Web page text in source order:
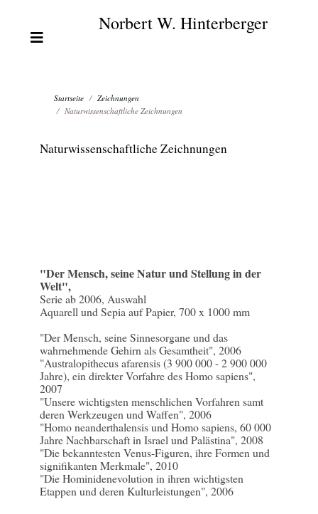
Norbert W. Hinterberger
Startseite
Zeichnungen
Naturwissenschaftliche Zeichnungen
Naturwissenschaftliche Zeichnungen
"Der Mensch, seine Natur und Stellung in der
Welt",
Serie ab 2006, Auswahl
Aquarell und Sepia auf Papier, 700 x 1000 mm
"Der Mensch, seine Sinnesorgane und das
wahrnehmende Gehirn als Gesamtheit", 2006
"Australopithecus afarensis (3 900 000 - 2 900 000
Jahre), ein direkter Vorfahre des Homo sapiens",
2007
"Unsere wichtigsten menschlichen Vorfahren samt
deren Werkzeugen und Waffen", 2006
"Homo neanderthalensis und Homo sapiens, 60 000
Jahre Nachbarschaft in Israel und Palästina", 2008
"Die bekanntesten Venus-Figuren, ihre Formen und
signifikanten Merkmale", 2010
"Die Hominidenevolution in ihren wichtigsten
Etappen und deren Kulturleistungen", 2006